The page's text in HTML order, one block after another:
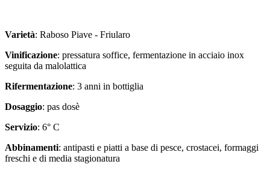
Varietà: Raboso Piave - Friularo
Vinificazione: pressatura soffice, fermentazione in acciaio inox
seguita da malolattica
Rifermentazione: 3 anni in bottiglia
Dosaggio: pas dosè
Servizio: 6° C
Abbinamenti: antipasti e piatti a base di pesce, crostacei, formaggi
freschi e di media stagionatura